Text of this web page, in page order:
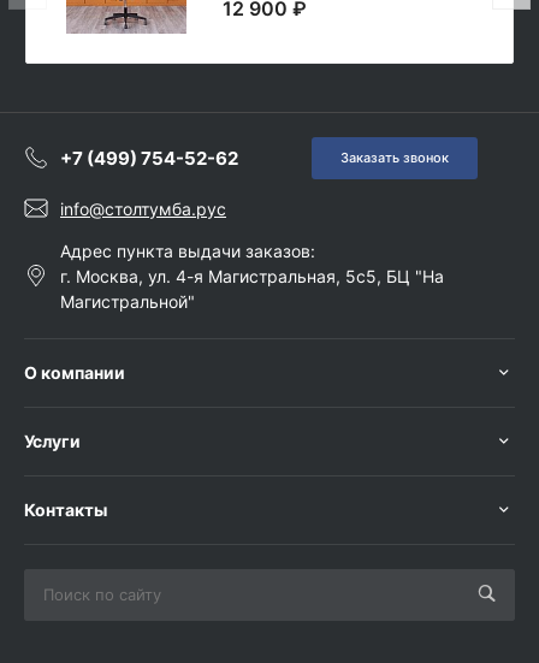
12 900 ₽
+7 (499) 754-52-62 Заказать звонок
info@столтумба.рус
Адрес пункта выдачи заказов:
г. Москва, ул. 4-я Магистральная, 5с5, БЦ "На
Магистральной"
О компании
Услуги
Контакты